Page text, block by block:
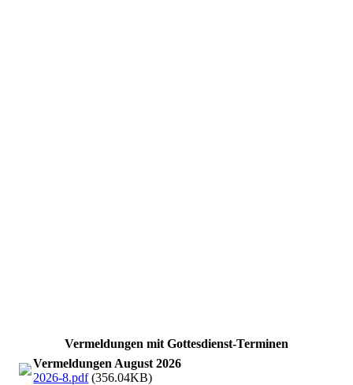
Vermeldungen mit Gottesdienst-Terminen
Vermeldungen August 2026
2026-8.pdf(356.04KB)